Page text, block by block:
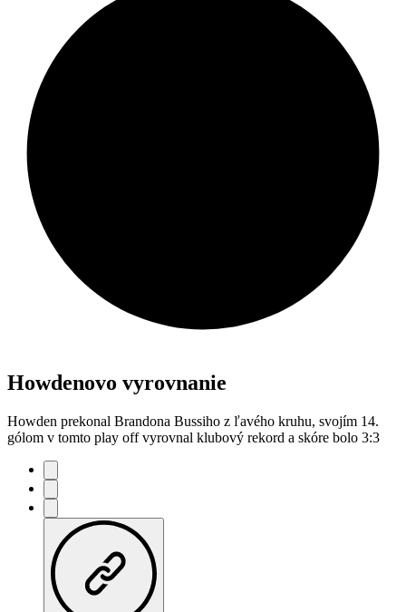
Howdenovo vyrovnanie
Howden prekonal Brandona Bussiho z ľavého kruhu, svojím 14.
gólom v tomto play off vyrovnal klubový rekord a skóre bolo 3:3